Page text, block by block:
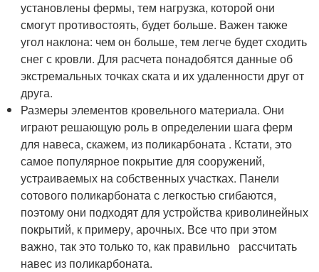
установлены фермы, тем нагрузка, которой они
смогут противостоять, будет больше. Важен также
угол наклона: чем он больше, тем легче будет сходить
снег с кровли. Для расчета понадобятся данные об
экстремальных точках ската и их удаленности друг от
друга.
Размеры элементов кровельного материала. Они
играют решающую роль в определении шага ферм
для навеса, скажем, из поликарбоната . Кстати, это
самое популярное покрытие для сооружений,
устраиваемых на собственных участках. Панели
сотового поликарбоната с легкостью сгибаются,
поэтому они подходят для устройства криволинейных
покрытий, к примеру, арочных. Все что при этом
важно, так это только то, как правильно рассчитать
навес из поликарбоната.